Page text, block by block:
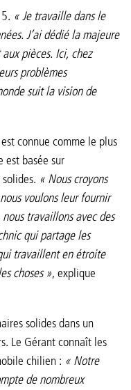
« Je travaille dans le
J’ai dédié la majeure
pièces. Ici, chez
problèmes
suit la vision de
connue comme le plus
est basée sur
« Nous croyons
voulons leur fournir
travaillons avec des
qui partage les
travaillent en étroite
choses », explique
solides dans un
Le Gérant connaît les
chilien : « Notre
de nombreux